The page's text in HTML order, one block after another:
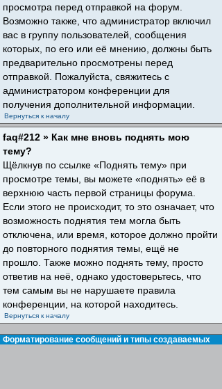
просмотра перед отправкой на форум.
Возможно также, что администратор включил
вас в группу пользователей, сообщения
которых, по его или её мнению, должны быть
предварительно просмотрены перед
отправкой. Пожалуйста, свяжитесь с
администратором конференции для
получения дополнительной информации.
Вернуться к началу
faq#212 » Как мне вновь поднять мою
тему?
Щёлкнув по ссылке «Поднять тему» при
просмотре темы, вы можете «поднять» её в
верхнюю часть первой страницы форума.
Если этого не происходит, то это означает, что
возможность поднятия тем могла быть
отключена, или время, которое должно пройти
до повторного поднятия темы, ещё не
прошло. Также можно поднять тему, просто
ответив на неё, однако удостоверьтесь, что
тем самым вы не нарушаете правила
конференции, на которой находитесь.
Вернуться к началу
Форматирование сообщений и типы создаваемых